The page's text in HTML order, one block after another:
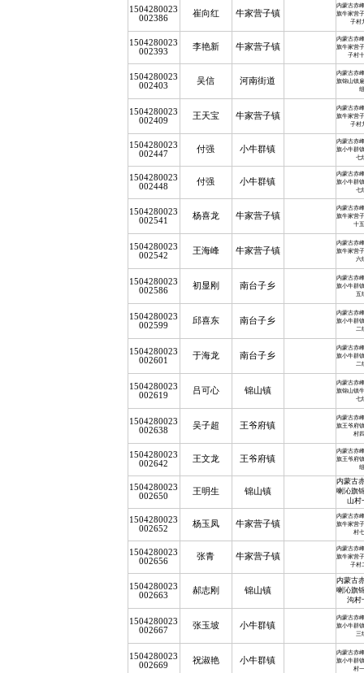
1504280023
002386
崔向红 牛家营子镇
内蒙古赤
旗牛家营
子村
1504280023
002393
李艳新 牛家营子镇
内蒙古赤
旗牛家营
子村
1504280023
002403
吴信 河南街道
内蒙古赤
旗锦山镇
组
1504280023
002409
王天宝 牛家营子镇
内蒙古赤
旗牛家营
子村
1504280023
002447
付强 小牛群镇
内蒙古赤
旗小牛群
七
1504280023
002448
付强 小牛群镇
内蒙古赤
旗小牛群
七
1504280023
002541
杨喜龙 牛家营子镇
内蒙古赤
旗牛家营
十
1504280023
002542
王海峰 牛家营子镇
内蒙古赤
旗牛家营
六
1504280023
002586
初显刚 南台子乡
内蒙古赤
旗小牛群
五
1504280023
002599
邱喜东 南台子乡
内蒙古赤
旗小牛群
二
1504280023
002601
于海龙 南台子乡
内蒙古赤
旗小牛群
二
1504280023
002619
吕可心 锦山镇
内蒙古赤
旗锦山镇
七
1504280023
002638
吴子超 王爷府镇
内蒙古赤
旗王爷府
村
1504280023
002642
王文龙 王爷府镇
内蒙古赤
旗王爷府
组
1504280023
002650
王明生 锦山镇
内蒙古
喇沁旗
山村
1504280023
002652
杨玉凤 牛家营子镇
内蒙古赤
旗牛家营
村
1504280023
002656
张青 牛家营子镇
内蒙古赤
旗牛家营
子村
1504280023
002663
郝志刚 锦山镇
内蒙古
喇沁旗
沟村
1504280023
002667
张玉坡 小牛群镇
内蒙古赤
旗小牛群
三
1504280023
002669
祝淑艳 小牛群镇
内蒙古赤
旗小牛群
村